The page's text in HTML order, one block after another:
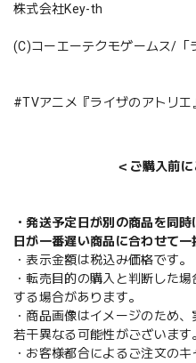
株式会社Key-th
(C)コーエーテクモゲームス/「
#TVアニメ『ライザのアトリ
＜ご購入前
・発送予定日が別の商品を同
日が一番遅い商品に合わせて一
・表示金額は税込み価格です。
・転売目的の購入と判断した
する場合があります。
・商品画像はイメージのため
若干異なる可能性がございます
・お客様都合によるご注文の